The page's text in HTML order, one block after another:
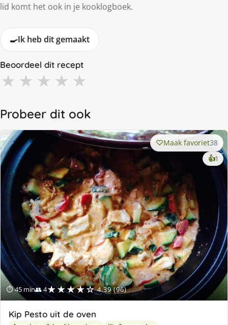
lid komt het ook in je kooklogboek.
🍳Ik heb dit gemaakt
Beoordeel dit recept
★ ★ ★ ★ ★
Probeer dit ook
⏱ 45 min👥 4★★★★☆ 4.39 (96)
Maak favoriet38
👍1
Kip Pesto uit de oven